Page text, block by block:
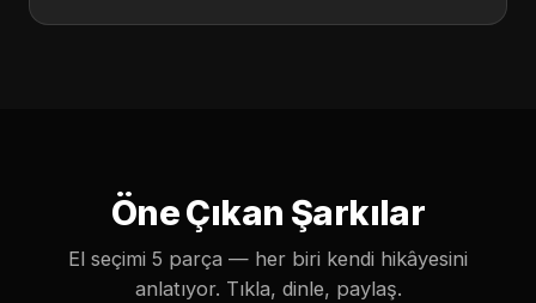
Öne Çıkan Şarkılar
El seçimi 5 parça — her biri kendi hikâyesini
anlatıyor. Tıkla, dinle, paylaş.